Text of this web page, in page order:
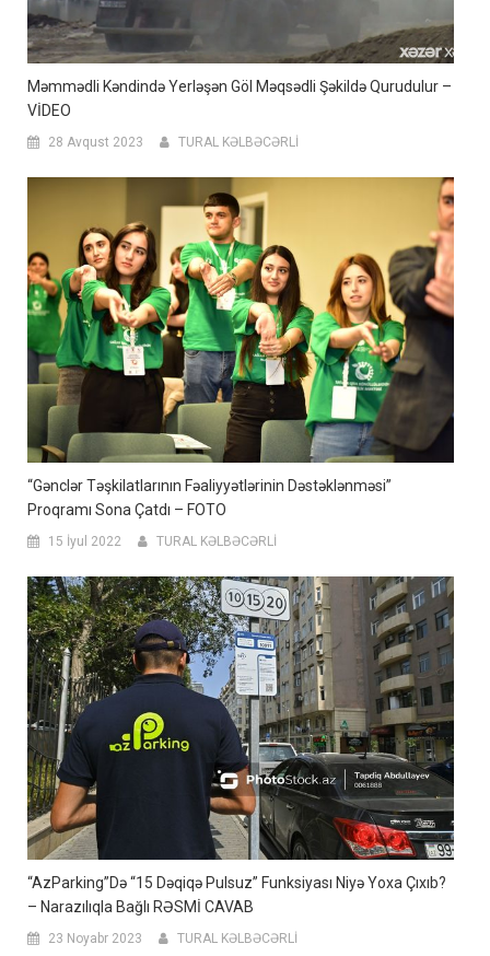
Məmmədli Kəndində Yerləşən Göl Məqsədli Şəkildə Qurudulur –
VİDEO
28 Avqust 2023 TURAL KƏLBƏCƏRLİ
“Gənclər Təşkilatlarının Fəaliyyətlərinin Dəstəklənməsi”
Proqramı Sona Çatdı – FOTO
15 İyul 2022 TURAL KƏLBƏCƏRLİ
“AzParking”də “15 Dəqiqə Pulsuz” Funksiyası Niyə Yoxa Çıxıb?
– Narazılıqla Bağlı RƏSMİ CAVAB
23 Noyabr 2023 TURAL KƏLBƏCƏRLİ